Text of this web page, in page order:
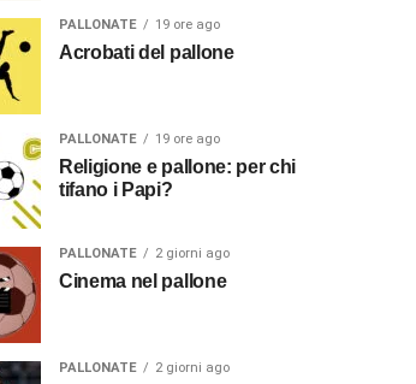
PALLONATE 19 ore ago
Acrobati del pallone
PALLONATE 19 ore ago
Religione e pallone: per chi
tifano i Papi?
PALLONATE 2 giorni ago
Cinema nel pallone
PALLONATE 2 giorni ago